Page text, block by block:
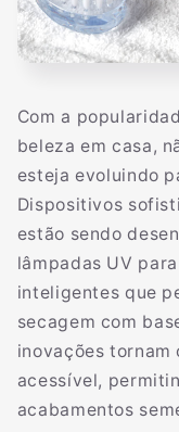
Com a
beleza em casa,
esteja evoluindo
Dispositivos
estão sendo
lâmpadas UV
inteligentes que
secagem com
inovações
acessível,
acabamentos